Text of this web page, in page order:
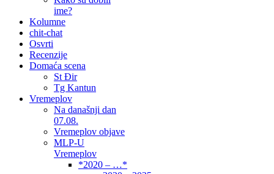
ime?
Kolumne
chit-chat
Osvrti
Recenzije
Domaća scena
St Đir
Tg Kantun
Vremeplov
Na današnji dan
07.08.
Vremeplov objave
MLP-U
Vremeplov
*2020 – …*